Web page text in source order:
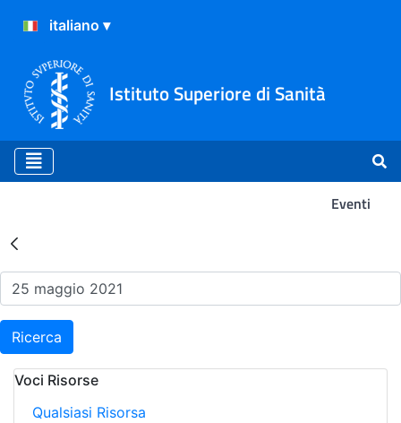
Istituto Superiore di Sanità
Eventi
Risultati della Ricerca -
Ricerca
Voci Risorse
Qualsiasi Risorsa